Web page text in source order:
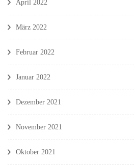
April 2022
März 2022
Februar 2022
Januar 2022
Dezember 2021
November 2021
Oktober 2021